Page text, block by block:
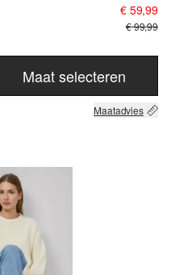
€ 59,99
€ 99,99
Maat selecteren
Maatadvies